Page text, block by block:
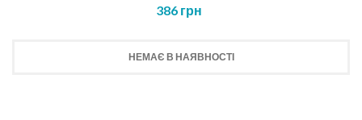
386 грн
НЕМАЄ В НАЯВНОСТІ